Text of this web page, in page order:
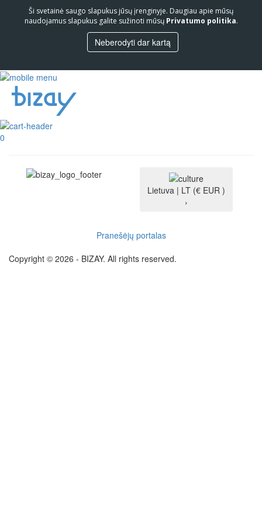
Ši svetainė saugo slapukus jūsų įrenginyje. Daugiau apie mūsų
naudojamus slapukus galite sužinoti mūsų Privatumo politika.
Neberodyti dar kartą
0
Lietuva | LT (€ EUR )
›
Pranešėjų portalas
Copyright © 2026 - BIZAY. All rights reserved.